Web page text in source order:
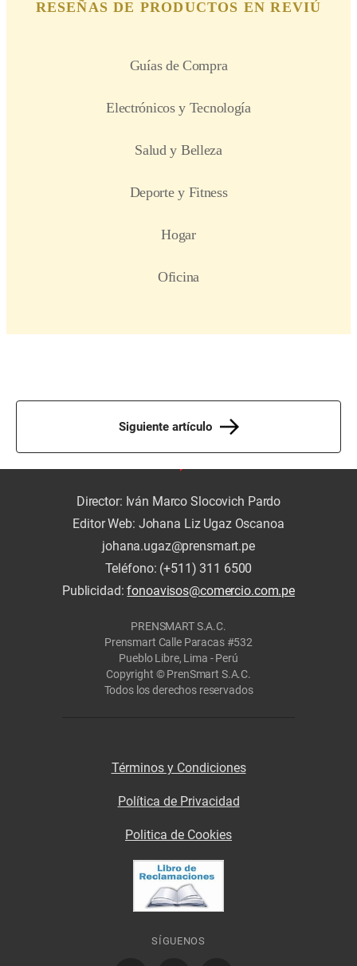
Siguiente artículo
Director: Iván Marco Slocovich Pardo
Editor Web: Johana Liz Ugaz Oscanoa
johana.ugaz@prensmart.pe
Teléfono: (+511) 311 6500
Publicidad:fonoavisos@comercio.com.pe
PRENSMART S.A.C.
Prensmart Calle Paracas #532
Pueblo Libre, Lima - Perú
Copyright © PrenSmart S.A.C.
Todos los derechos reservados
Términos y Condiciones
Política de Privacidad
Politica de Cookies
SÍGUENOS